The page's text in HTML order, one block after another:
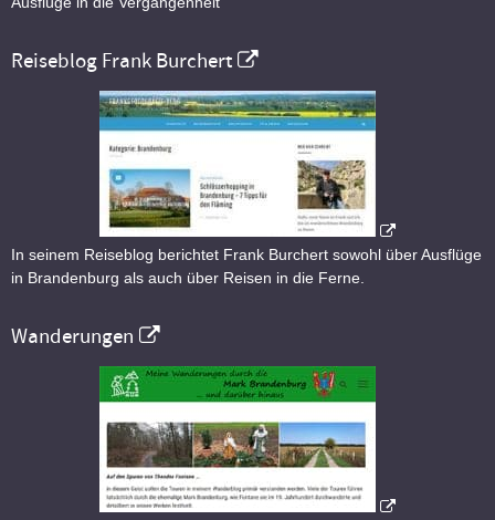
Reiseblog Frank Burchert
In seinem Reiseblog berichtet Frank Burchert sowohl über Ausflüge
in Brandenburg als auch über Reisen in die Ferne.
Wanderungen